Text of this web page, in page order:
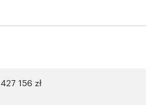
427 156 zł